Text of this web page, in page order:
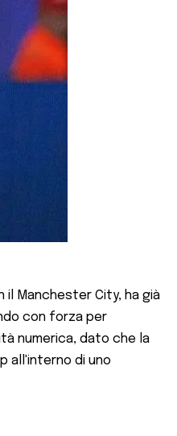
Manchester City, ha già
con forza per
numerica, dato che la
all'interno di uno